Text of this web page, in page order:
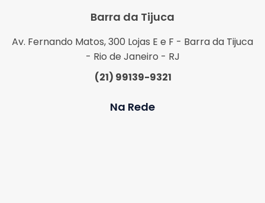
Barra da Tijuca
Av. Fernando Matos, 300 Lojas E e F - Barra da Tijuca
- Rio de Janeiro - RJ
(21) 99139-9321
Na Rede